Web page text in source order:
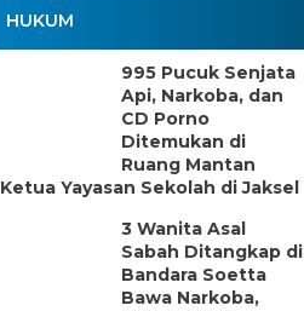
HUKUM
995 Pucuk Senjata
Api, Narkoba, dan
CD Porno
Ditemukan di
Ruang Mantan
Ketua Yayasan Sekolah di Jaksel
3 Wanita Asal
Sabah Ditangkap di
Bandara Soetta
Bawa Narkoba,